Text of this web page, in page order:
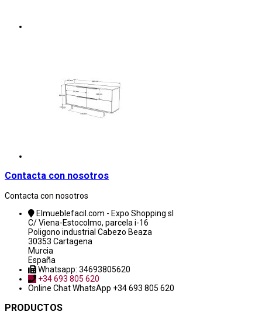
Contacta con nosotros
Contacta con nosotros
Elmueblefacil.com - Expo Shopping sl
C/ Viena-Estocolmo, parcela i-16
Poligono industrial Cabezo Beaza
30353 Cartagena
Murcia
España
Whatsapp: 34693805620
+34 693 805 620
Online ChatWhatsApp +34 693 805 620
PRODUCTOS